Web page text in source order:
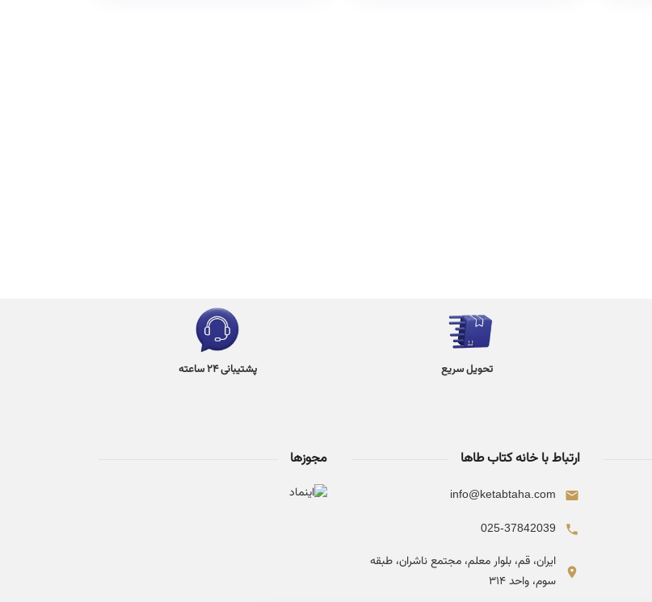
تحویل سریع پشتیبانی 24 ساعته
ارتباط با خانه کتاب طاها
info@ketabtaha.com
025-37842039
ایران، قم، بلوار معلم، مجتمع ناشران، طبقه
سوم، واحد ۳۱۴
مجوزها